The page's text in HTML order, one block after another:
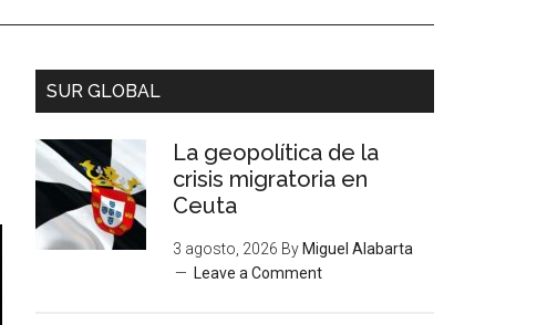
SUR GLOBAL
La geopolítica de la
crisis migratoria en
Ceuta
3 agosto, 2026 By Miguel Alabarta
Leave a Comment